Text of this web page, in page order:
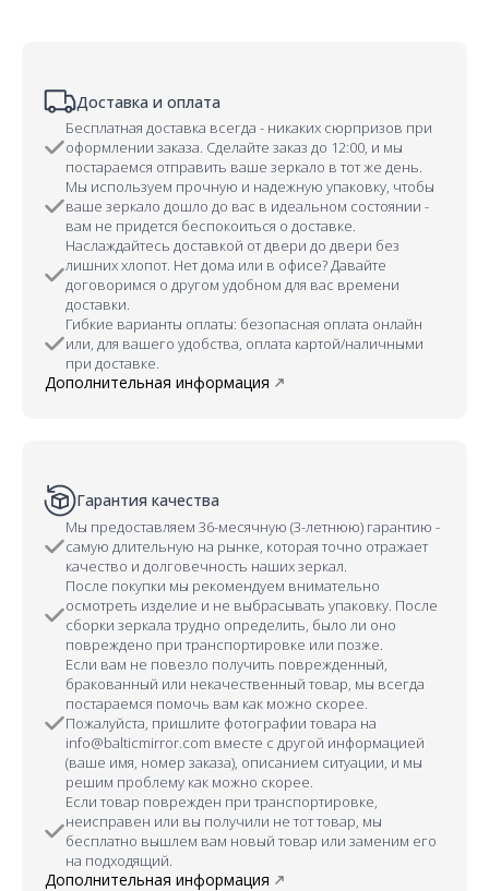
Доставка и оплата
Бесплатная доставка всегда - никаких сюрпризов при
оформлении заказа. Сделайте заказ до 12:00, и мы
постараемся отправить ваше зеркало в тот же день.
Мы используем прочную и надежную упаковку, чтобы
ваше зеркало дошло до вас в идеальном состоянии -
вам не придется беспокоиться о доставке.
Наслаждайтесь доставкой от двери до двери без
лишних хлопот. Нет дома или в офисе? Давайте
договоримся о другом удобном для вас времени
доставки.
Гибкие варианты оплаты: безопасная оплата онлайн
или, для вашего удобства, оплата картой/наличными
при доставке.
Дополнительная информация
Гарантия качества
Мы предоставляем 36-месячную (3-летнюю) гарантию -
самую длительную на рынке, которая точно отражает
качество и долговечность наших зеркал.
После покупки мы рекомендуем внимательно
осмотреть изделие и не выбрасывать упаковку. После
сборки зеркала трудно определить, было ли оно
повреждено при транспортировке или позже.
Если вам не повезло получить поврежденный,
бракованный или некачественный товар, мы всегда
постараемся помочь вам как можно скорее.
Пожалуйста, пришлите фотографии товара на
info@balticmirror.com вместе с другой информацией
(ваше имя, номер заказа), описанием ситуации, и мы
решим проблему как можно скорее.
Если товар поврежден при транспортировке,
неисправен или вы получили не тот товар, мы
бесплатно вышлем вам новый товар или заменим его
на подходящий.
Дополнительная информация